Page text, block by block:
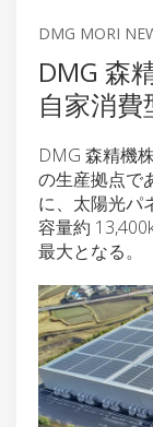
DMG MORI
DMG 森
自家消
DMG 森精機
の生産拠点で
に、太陽光パ
容量約
最大となる。